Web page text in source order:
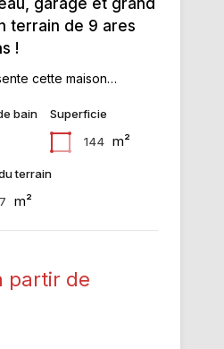
terrain de 9 ares
!
cette maison…
bain
Superficie
144 m²
terrain
m²
partir de